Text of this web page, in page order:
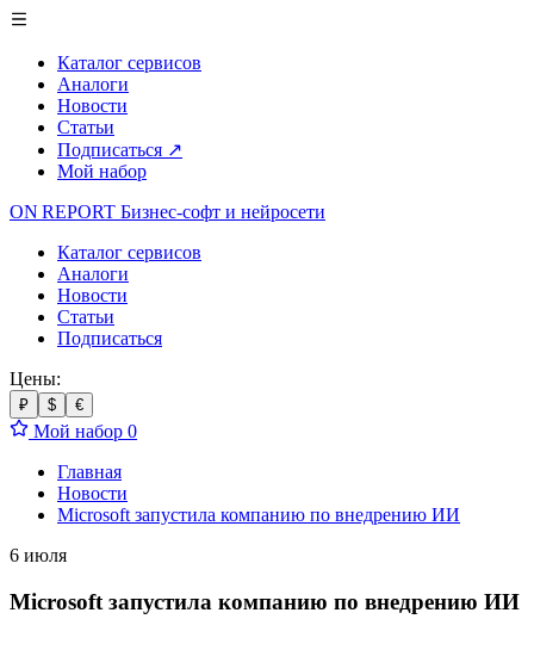
Каталог сервисов
Аналоги
Новости
Статьи
Подписаться ↗
Мой набор
ON REPORT Бизнес-софт и нейросети
Каталог сервисов
Аналоги
Новости
Статьи
Подписаться
Цены:
₽ $ €
Мой набор 0
Главная
Новости
Microsoft запустила компанию по внедрению ИИ
6 июля
Microsoft запустила компанию по внедрению ИИ